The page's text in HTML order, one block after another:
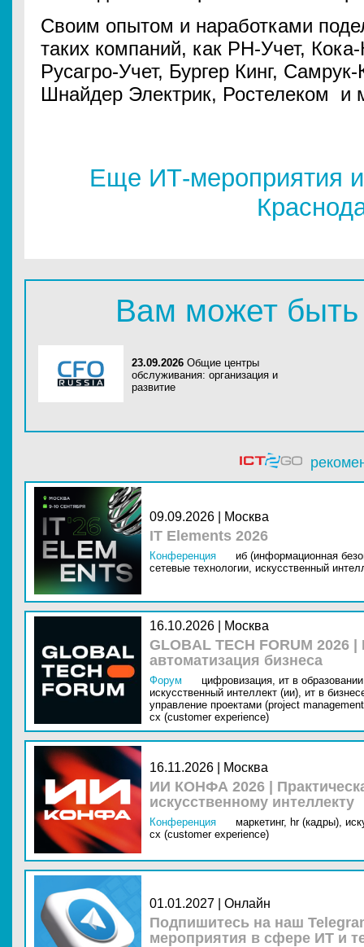
Своим опытом и наработками
таких компаний, как РН-Учет,
Русагро-Учет, Бургер Кинг,
Шнайдер Электрик, Ростелеком и
Еще ИТ-мероприятия
Вам может быть
23.09.2026 Общие центры
обслуживания: организация и
развитие
09.09.2026 | Москва
IT Elements 2026
Конференция
иб (информационная
сетевые технологии, искусственный
16.10.2026 | Москва
GLOBAL TECH FORUM
автоматизация бизнеса
Форум цифровизация, ит в
искусственный интеллект (ии), ит в
управление проектами (project
cx (customer experience)
16.11.2026 | Москва
ИИ КОНФА 2026 |
искусственному интеллекту
Конференция маркетинг, hr (кадры),
cx (customer experience)
01.01.2027 | Онлайн
Подпишитесь на наш
мероприятия в сфере ИТ и